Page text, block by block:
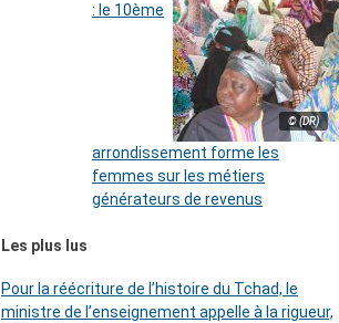
© (DR)
: le 10ème
arrondissement forme les
femmes sur les métiers
générateurs de revenus
Les plus lus
Pour la réécriture de l’histoire du Tchad, le
ministre de l’enseignement appelle à la rigueur,